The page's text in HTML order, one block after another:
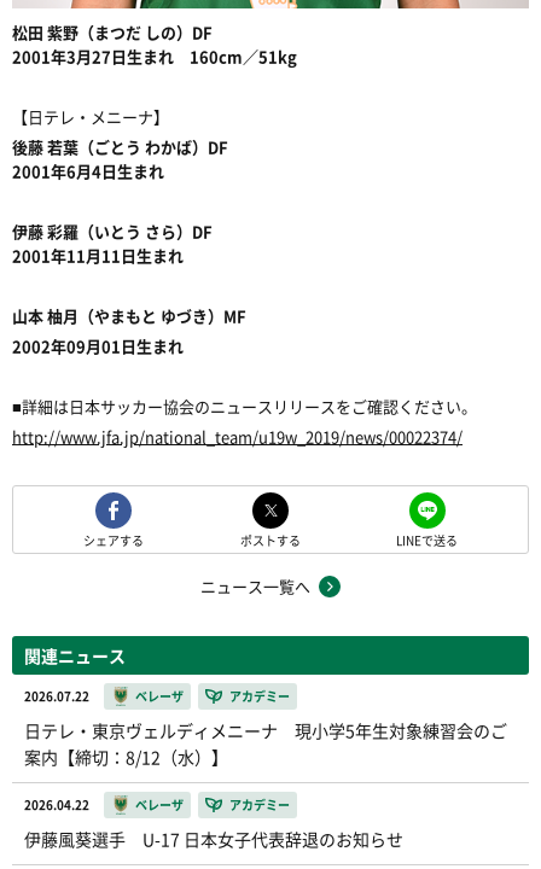
松田 紫野（まつだ しの）DF
2001年3月27日生まれ 160cm／51kg
【日テレ・メニーナ】
後藤 若葉（ごとう わかば）DF
2001年6月4日生まれ
伊藤 彩羅（いとう さら）DF
2001年11月11日生まれ
山本 柚月（やまもと ゆづき）MF
2002年09月01日生まれ
■詳細は日本サッカー協会のニュースリリースをご確認ください。
http://www.jfa.jp/national_team/u19w_2019/news/00022374/
シェアする ポストする LINEで送る
ニュース一覧へ
関連ニュース
2026.07.22 ベレーザ アカデミー
日テレ・東京ヴェルディメニーナ 現小学5年生対象練習会のご
案内【締切：8/12（水）】
2026.04.22 ベレーザ アカデミー
伊藤風葵選手 U-17 日本女子代表辞退のお知らせ